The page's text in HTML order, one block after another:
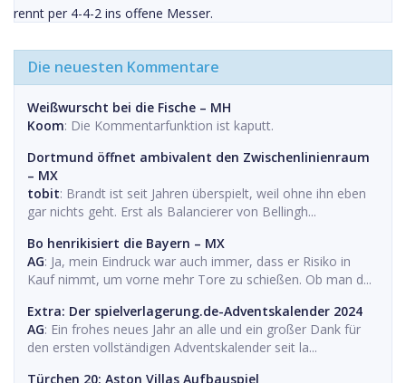
rennt per 4-4-2 ins offene Messer.
Die neuesten Kommentare
Weißwurscht bei die Fische – MH
Koom: Die Kommentarfunktion ist kaputt.
Dortmund öffnet ambivalent den Zwischenlinienraum
– MX
tobit: Brandt ist seit Jahren überspielt, weil ohne ihn eben
gar nichts geht. Erst als Balancierer von Bellingh...
Bo henrikisiert die Bayern – MX
AG: Ja, mein Eindruck war auch immer, dass er Risiko in
Kauf nimmt, um vorne mehr Tore zu schießen. Ob man d...
Extra: Der spielverlagerung.de-Adventskalender 2024
AG: Ein frohes neues Jahr an alle und ein großer Dank für
den ersten vollständigen Adventskalender seit la...
Türchen 20: Aston Villas Aufbauspiel